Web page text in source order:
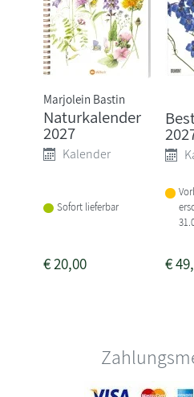
Marjolein Bastin
Naturkalender
2027
Kalender
Sofort lieferbar
€20,00 €